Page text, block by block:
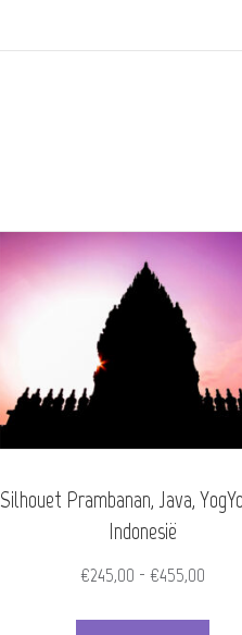
Silhouet Prambanan, Java,
Indonesië
€245,00 - €455,00
Dit